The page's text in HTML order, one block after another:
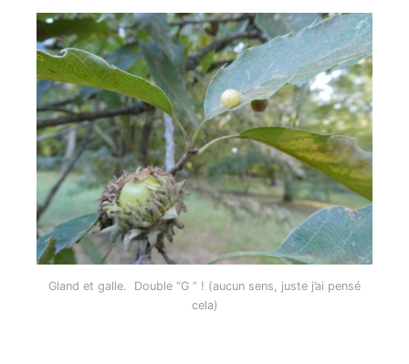
Gland et galle. Double “G ” ! (aucun sens, juste j’ai pensé
cela)